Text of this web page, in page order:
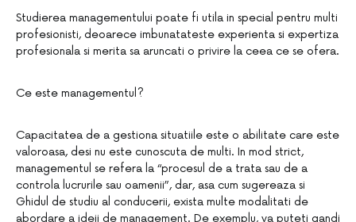
Studierea managementului poate fi utila in special pentru multi
profesionisti, deoarece imbunatateste experienta si expertiza
profesionala si merita sa aruncati o privire la ceea ce se ofera.
Ce este managementul?
Capacitatea de a gestiona situatiile este o abilitate care este
valoroasa, desi nu este cunoscuta de multi. In mod strict,
managementul se refera la “procesul de a trata sau de a
controla lucrurile sau oamenii”, dar, asa cum sugereaza si
Ghidul de studiu al conducerii, exista multe modalitati de
abordare a ideii de management. De exemplu, va puteti gandi